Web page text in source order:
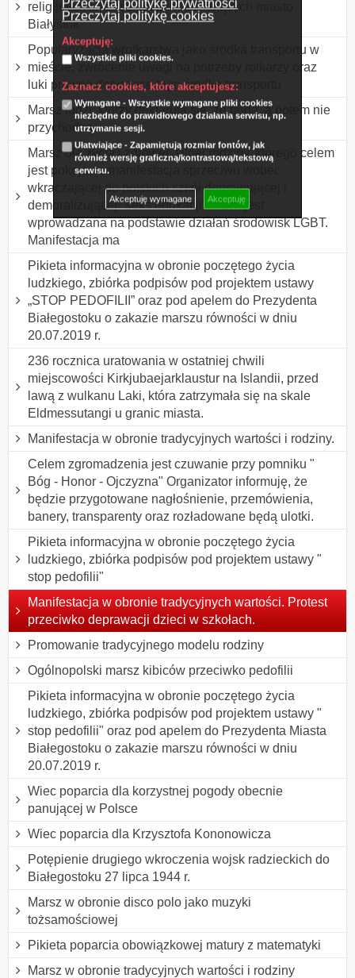
Przeczytaj politykę prywatności
Przeczytaj politykę cookies
Akceptuję:
Wszystkie pliki cookies.
Zaznacz cookies, które akceptujesz:
Wymagane - Wszystkie wymagane pliki cookies
niezbędne do prawidłowego działania serwisu, np.
utrzymanie sesji.
Ułatwiające - Zapamiętują rozmiar fontów, jak
również wersję graficzną/kontrastową/tekstową
serwisu.
Akceptuję wymagane Akceptuję
religijnych chrześcijan zamieszkujących miasto
Białystok
Popularyzacja wrotkarstwa jako środka transportu w
mieście, zwrócenie uwagi na potrzeby rolkarzy oraz
luki prawne dotyczące tego środka transportu
Marsz ludzi, którzy deklarują się, że będą, a potem nie
przychodzą.
Marsz dla życia i zdrowej, silnej rodziny, którego celem
jest pokojowa manifestacja sprzeciwu wobec
wkraczającej do polskich szkół deprawującej i
demoralizującej "seks edukacji", która jest
wprowadzana na podstawie działań środowisk LGBT.
Manifestacja ma
Pikieta informacyjna w obronie poczętego życia
ludzkiego, zbiórka podpisów pod projektem ustawy
„STOP PEDOFILII” oraz pod apelem do Prezydenta
Białegostoku o zakazie marszu równości w dniu
20.07.2019 r.
236 rocznica uratowania w ostatniej chwili
miejscowości Kirkjubaejarklaustur na Islandii, przed
lawą z wulkanu Laki, która zatrzymała się na skale
Eldmessutangi u granic miasta.
Manifestacja w obronie tradycyjnych wartości i rodziny.
Celem zgromadzenia jest czuwanie przy pomniku "
Bóg - Honor - Ojczyzna" Organizator informuję, że
będzie przygotowane nagłośnienie, przemówienia,
banery, transparenty oraz rozładowane będą ulotki.
Pikieta informacyjna w obronie poczętego życia
ludzkiego, zbiórka podpisów pod projektem ustawy "
stop pedofilii"
Manifestacja w obronie tradycyjnych wartości. Protest
przeciwko deprawacji dzieci w szkołach.
Promowanie tradycyjnego modelu rodziny
Ogólnopolski marsz kibiców przeciwko pedofilii
Pikieta informacyjna w obronie poczętego życia
ludzkiego, zbiórka podpisów pod projektem ustawy "
stop pedofilii" oraz pod apelem do Prezydenta Miasta
Białegostoku o zakazie marszu równości w dniu
20.07.2019 r.
Wiec poparcia dla korzystnej pogody obecnie
panującej w Polsce
Wiec poparcia dla Krzysztofa Kononowicza
Potępienie drugiego wkroczenia wojsk radzieckich do
Białegostoku 27 lipca 1944 r.
Marsz w obronie disco polo jako muzyki
tożsamościowej
Pikieta poparcia obowiązkowej matury z matematyki
Marsz w obronie tradycyjnych wartości i rodziny